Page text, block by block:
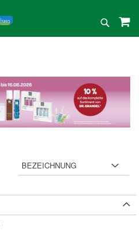
Suche